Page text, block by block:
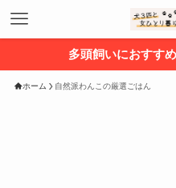
多頭飼いにおすす
ホーム 自然派わんこの厳選ごはん